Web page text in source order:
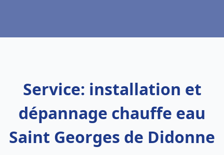
Service: installation et
dépannage chauffe eau
Saint Georges de Didonne